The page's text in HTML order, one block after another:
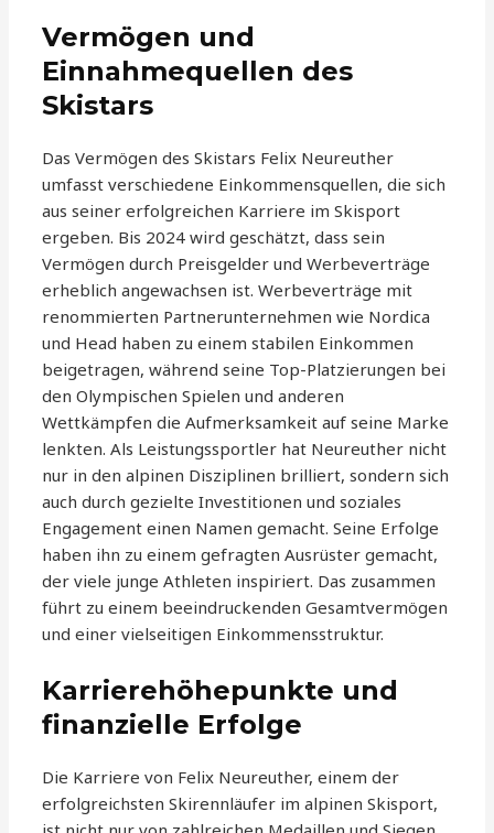
Vermögen und
Einnahmequellen des
Skistars
Das Vermögen des Skistars Felix Neureuther
umfasst verschiedene Einkommensquellen, die sich
aus seiner erfolgreichen Karriere im Skisport
ergeben. Bis 2024 wird geschätzt, dass sein
Vermögen durch Preisgelder und Werbeverträge
erheblich angewachsen ist. Werbeverträge mit
renommierten Partnerunternehmen wie Nordica
und Head haben zu einem stabilen Einkommen
beigetragen, während seine Top-Platzierungen bei
den Olympischen Spielen und anderen
Wettkämpfen die Aufmerksamkeit auf seine Marke
lenkten. Als Leistungssportler hat Neureuther nicht
nur in den alpinen Disziplinen brilliert, sondern sich
auch durch gezielte Investitionen und soziales
Engagement einen Namen gemacht. Seine Erfolge
haben ihn zu einem gefragten Ausrüster gemacht,
der viele junge Athleten inspiriert. Das zusammen
führt zu einem beeindruckenden Gesamtvermögen
und einer vielseitigen Einkommensstruktur.
Karrierehöhepunkte und
finanzielle Erfolge
Die Karriere von Felix Neureuther, einem der
erfolgreichsten Skirennläufer im alpinen Skisport,